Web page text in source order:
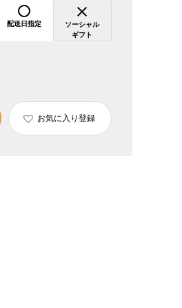
配送日指定
ソーシャル
ギフト
お気に入り登録